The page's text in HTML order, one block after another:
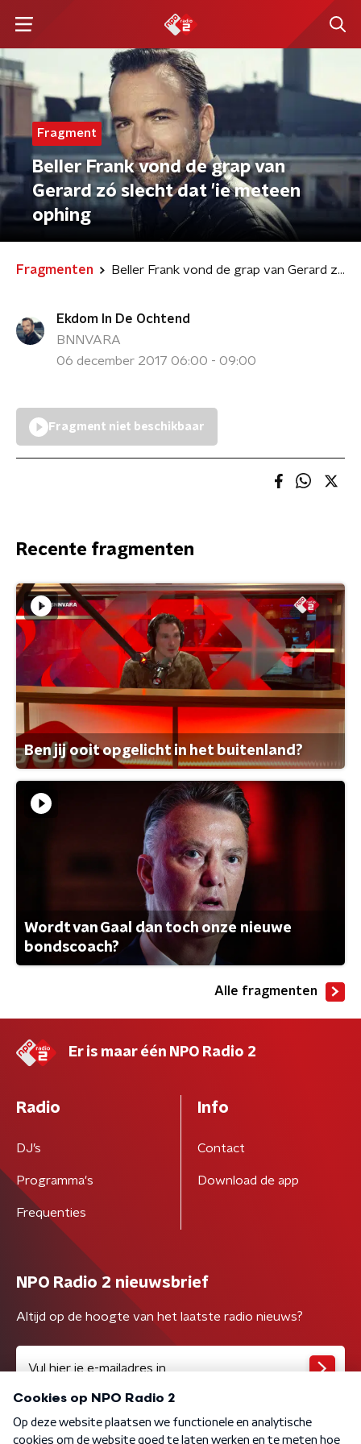
Fragment
Beller Frank vond de grap van
Gerard zó slecht dat 'ie meteen
ophing
Fragmenten Beller Frank vond de grap van Gerard zó slecht dat 'ie meteen ophing
Ekdom In De Ochtend
BNNVARA
06 december 2017 06:00 - 09:00
Fragment niet beschikbaar
Recente fragmenten
Ben jij ooit opgelicht in het buitenland?
Wordt van Gaal dan toch onze nieuwe
bondscoach?
Alle fragmenten
Er is maar één NPO Radio 2
Radio
DJ’s
Programma's
Frequenties
Info
Contact
Download de app
NPO Radio 2 nieuwsbrief
Altijd op de hoogte van het laatste radio nieuws?